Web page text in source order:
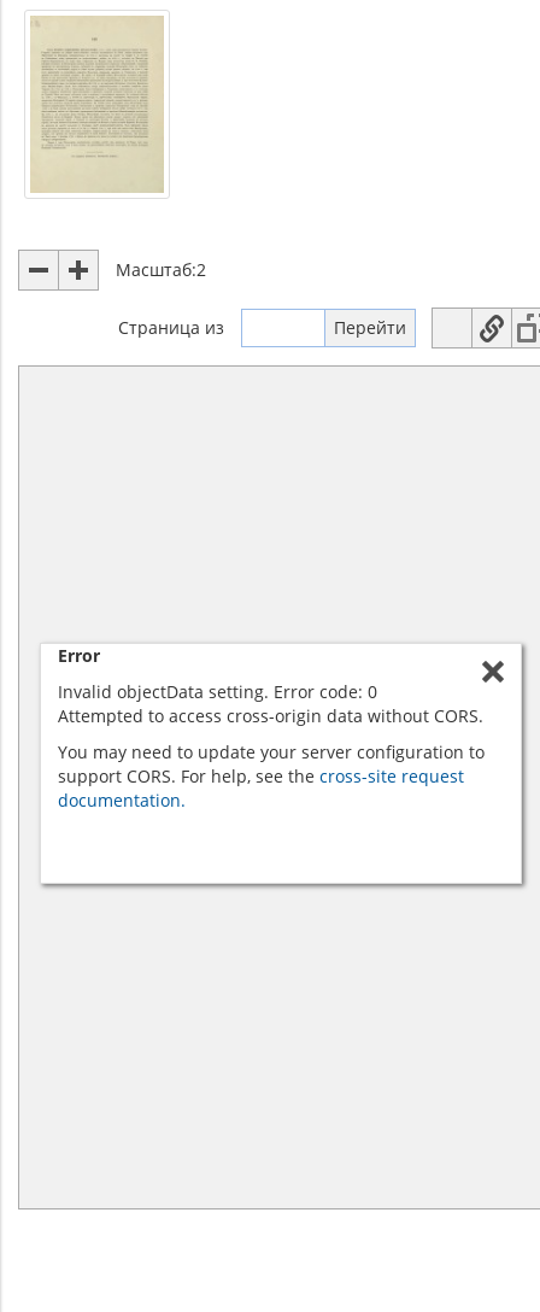
Масштаб:2
Страница из
Error
Invalid objectData setting. Error code: 0
Attempted to access cross-origin data without CORS.
You may need to update your server configuration to
support CORS. For help, see the cross-site request
documentation.